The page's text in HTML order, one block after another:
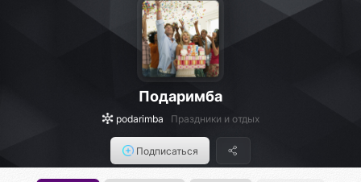
Подаримба
podarimba Праздники и отдых
Подписаться